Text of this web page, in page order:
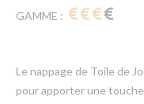
GAMME :
Le nappage de Toile de
pour apporter une